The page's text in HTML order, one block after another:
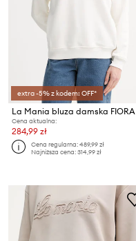
extra -5% z kodem: OFF*
La Mania bluza damska FIORA
Cena aktualna:
284,99 zł
Cena regularna:489,99 zł
Najniższa cena:314,99 zł